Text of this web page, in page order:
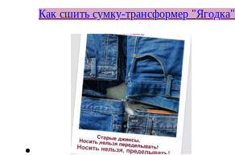
Как сшить сумку-трансформер "Ягодка"